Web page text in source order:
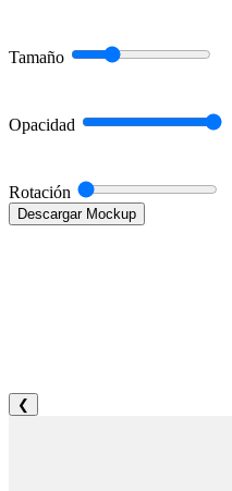
Tamaño
Opacidad
Rotación
Descargar Mockup
❮